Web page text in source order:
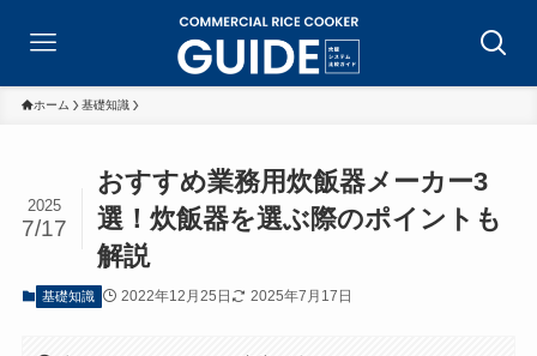
ホーム 基礎知識
おすすめ業務用炊飯器メーカー3
選！炊飯器を選ぶ際のポイントも
解説
2025
7/17
基礎知識 2022年12月25日 2025年7月17日